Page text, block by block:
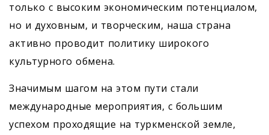
только с высоким экономическим потенциалом,
но и духовным, и творческим, наша страна
активно проводит политику широкого
культурного обмена.
Значимым шагом на этом пути стали
международные мероприятия, с большим
успехом проходящие на туркменской земле,